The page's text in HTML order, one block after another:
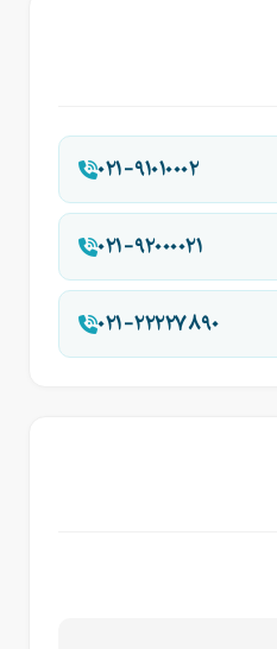
۰۲۱-۹۱۰۱۰۰۰۲
۰۲۱-۹۲۰۰۰۰۲۱
۰۲۱-۲۲۲۲۷۸۹۰